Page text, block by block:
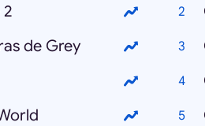
de Grey